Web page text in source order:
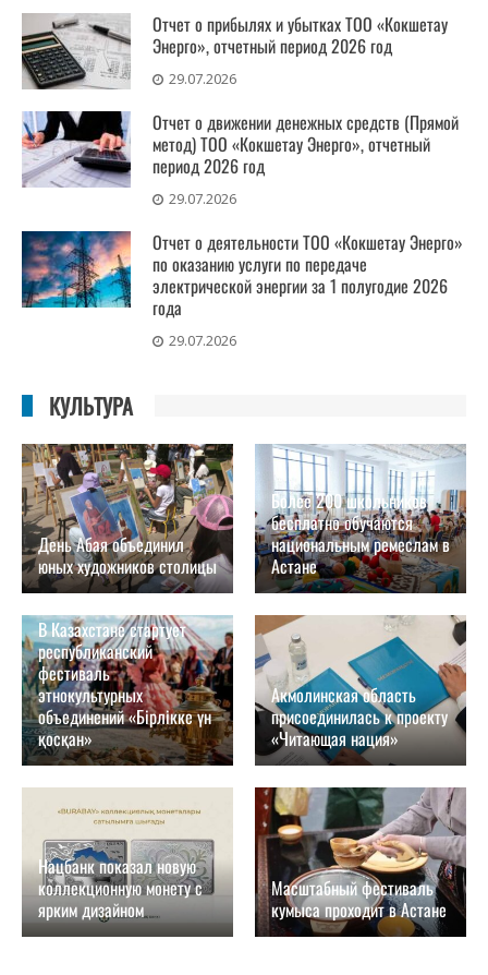
Отчет о прибылях и убытках ТОО «Кокшетау
Энерго», отчетный период 2026 год
29.07.2026
Отчет о движении денежных средств (Прямой
метод) ТОО «Кокшетау Энерго», отчетный
период 2026 год
29.07.2026
Отчет о деятельности ТОО «Кокшетау Энерго»
по оказанию услуги по передаче
электрической энергии за 1 полугодие 2026
года
29.07.2026
КУЛЬТУРА
День Абая объединил
юных художников столицы
07.08.2026
Более 200 школьников
бесплатно обучаются
национальным ремеслам в
Астане
07.08.2026
В Казахстане стартует
республиканский
фестиваль
этнокультурных
объединений «Бірлікке үн
қосқан»
27.07.2026
Акмолинская область
присоединилась к проекту
«Читающая нация»
24.07.2026
Нацбанк показал новую
коллекционную монету с
ярким дизайном
21.07.2026
Масштабный фестиваль
кумыса проходит в Астане
11.07.2026